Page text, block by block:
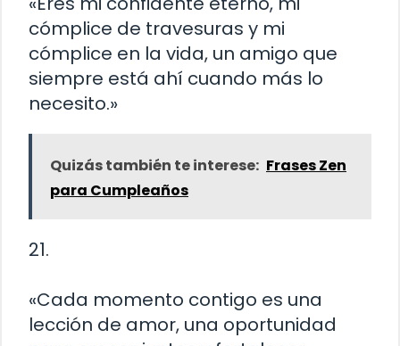
cómplice de travesuras y mi
cómplice en la vida, un amigo que
siempre está ahí cuando más lo
necesito.»
Quizás también te interese: Frases Zen
para Cumpleaños
21.
«Cada momento contigo es una
lección de amor, una oportunidad